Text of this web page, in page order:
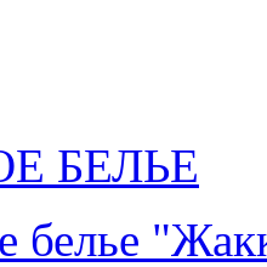
БЕЛЬЕ
белье